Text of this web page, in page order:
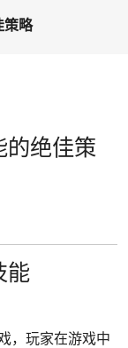
策略
的绝佳策
能
，玩家在游戏中